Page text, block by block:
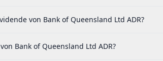
von Bank of Queensland Ltd ADR?
Bank of Queensland Ltd ADR?